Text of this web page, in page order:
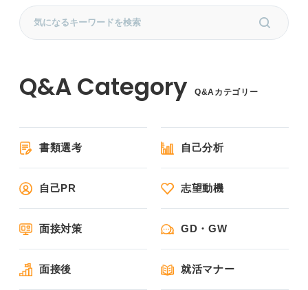
Q&Aカテゴリー
書類選考 自己分析
自己PR 志望動機
面接対策 GD・GW
面接後 就活マナー